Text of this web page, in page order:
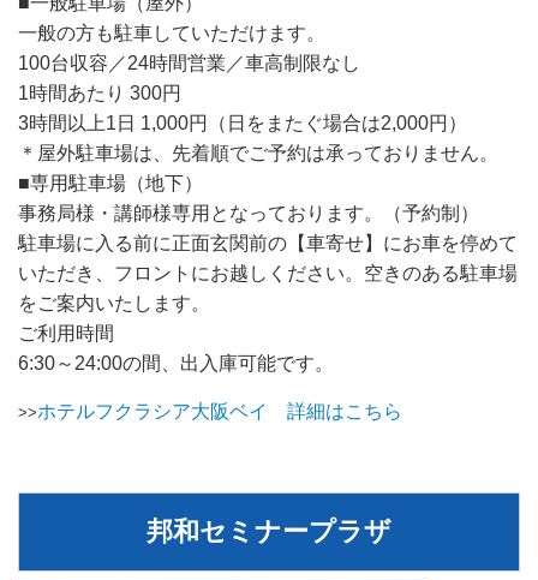
一般の方も駐車していただけます。
100台収容／24時間営業／車高制限なし
1時間あたり 300円
3時間以上1日 1,000円（日をまたぐ場合は2,000円）
＊屋外駐車場は、先着順でご予約は承っておりません。
■専用駐車場（地下）
事務局様・講師様専用となっております。（予約制）
駐車場に入る前に正面玄関前の【車寄せ】にお車を停めて
いただき、フロントにお越しください。空きのある駐車場
をご案内いたします。
ご利用時間
6:30～24:00の間、出入庫可能です。
>>ホテルフクラシア大阪ベイ 詳細はこちら
邦和セミナープラザ